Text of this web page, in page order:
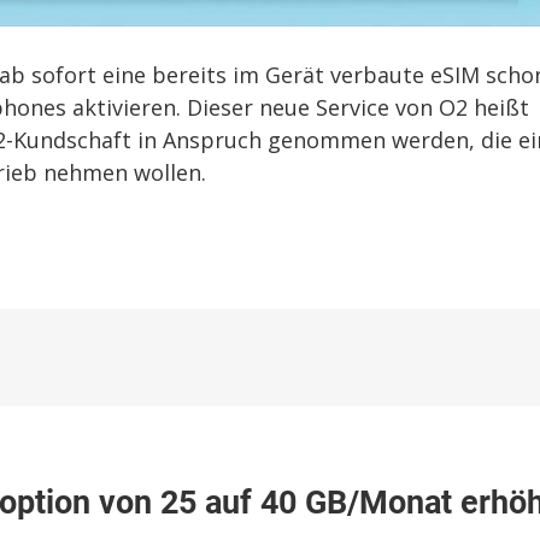
sofort eine bereits im Gerät verbaute eSIM
aktivieren. Dieser neue Service von O2 heißt
in Anspruch genommen werden, die
nehmen wollen.
von 25 auf 40 GB/Monat